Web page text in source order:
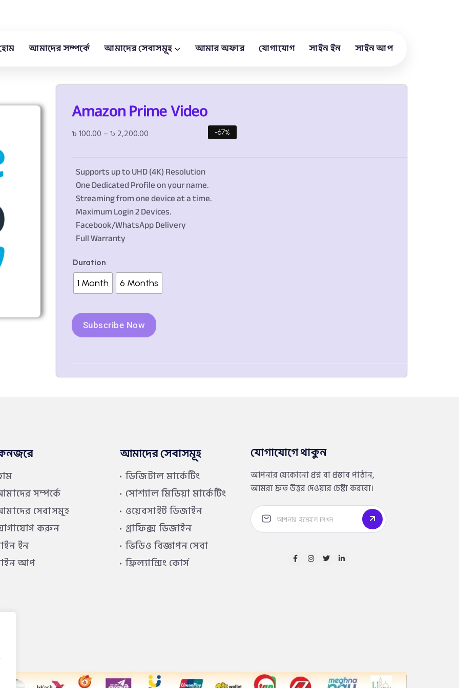
আমাদের সম্পর্কে আমাদের সেবাসমূহ আমার অফার যোগাযোগ সাইন ইন সাইন আপ
Amazon Prime Video
৳100.00 –৳ 2,200.00 -67%
Supports up to UHD (4K) Resolution
One Dedicated Profile on your name.
Streaming from one device at a time.
Maximum Login 2 Devices.
Facebook/WhatsApp Delivery
Full Warranty
Duration
1 Month 6 Months
Subscribe Now
সম্পর্কে
সেবাসমূহ
করুন
ইন
আপ
আমাদের সেবাসমূহ
ডিজিটাল মার্কেটিং
সোশ্যাল মিডিয়া মার্কেটিং
ওয়েবসাইট ডিজাইন
গ্রাফিক্স ডিজাইন
ভিডিও বিজ্ঞাপন সেবা
ফ্রিল্যান্সিং কোর্স
যোগাযোগে থাকুন
আপনার যেকোনো প্রশ্ন বা প্রস্তাব পাঠান,
আমরা দ্রুত উত্তর দেওয়ার চেষ্টা করবো।